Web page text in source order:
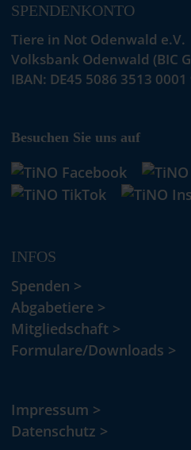
SPENDENKONTO
Tiere in Not Odenwald e.V.
Volksbank Odenwald (BIC
IBAN: DE45 5086 3513
Besuchen Sie uns auf
INFOS
Spenden >
Abgabetiere >
Mitgliedschaft >
Formulare/Downloads >
Impressum >
Datenschutz >